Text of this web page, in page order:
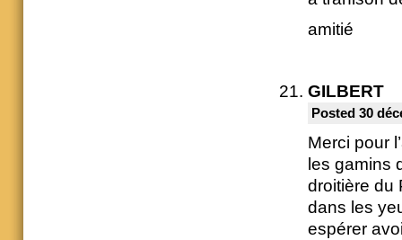
amitié
GILBERT
Posted 30
Merci pour
les gamins
droitière du
dans les
espérer